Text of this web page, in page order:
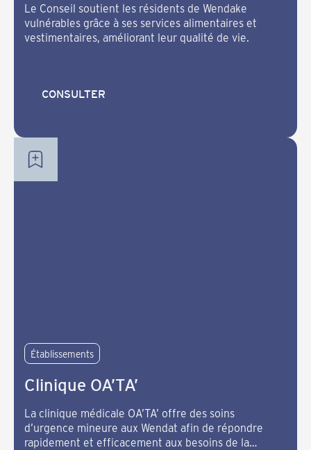
Le Conseil soutient les résidents de Wendake
vulnérables grâce à ses services alimentaires et
vestimentaires, améliorant leur qualité de vie.
CONSULTER
CONSULTER
Établissements
Clinique OA’TA’
La clinique médicale OA’TA’ offre des soins
d’urgence mineure aux Wendat afin de répondre
rapidement et efficacement aux besoins de la